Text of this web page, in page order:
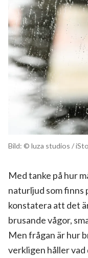
Bild: © luza studios /
Med tanke på hur
naturljud som finns
konstatera att det
brusande vågor,
Men frågan är hur
verkligen håller vad